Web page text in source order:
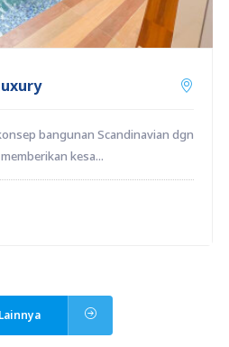
bangunan Scandinavian dgn
kesa...